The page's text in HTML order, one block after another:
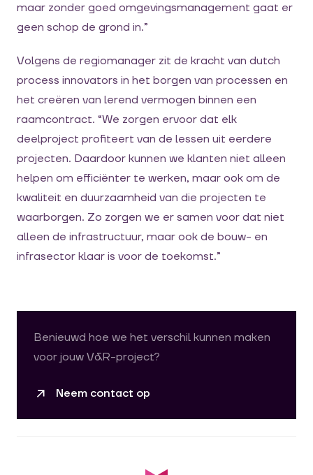
maar zonder goed omgevingsmanagement gaat er
geen schop de grond in.”
Volgens de regiomanager zit de kracht van dutch
process innovators in het borgen van processen en
het creëren van lerend vermogen binnen een
raamcontract. “We zorgen ervoor dat elk
deelproject profiteert van de lessen uit eerdere
projecten. Daardoor kunnen we klanten niet alleen
helpen om efficiënter te werken, maar ook om de
kwaliteit en duurzaamheid van die projecten te
waarborgen. Zo zorgen we er samen voor dat niet
alleen de infrastructuur, maar ook de bouw- en
infrasector klaar is voor de toekomst.”
Benieuwd hoe we het verschil kunnen maken
voor jouw V&R-project?
Neem contact op